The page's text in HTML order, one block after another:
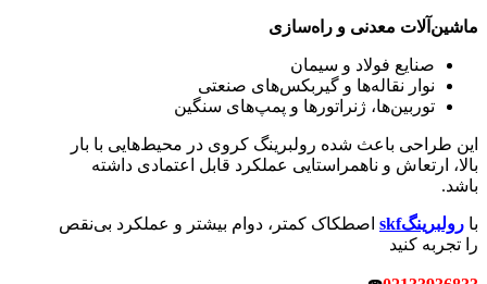
ماشین‌آلات معدنی و راه‌سازی
صنایع فولاد و سیمان
نوار نقاله‌ها و گیربکس‌های صنعتی
توربین‌ها، ژنراتورها و پمپ‌های سنگین
این طراحی باعث شده رولبرینگ کروی در محیط‌هایی با بار
بالا، ارتعاش و ناهمراستایی عملکرد قابل اعتمادی داشته
باشد.
با رولبرینگskf
اصطکاک کمتر، دوام بیشتر و عملکرد بی‌نقص
را تجربه کنید